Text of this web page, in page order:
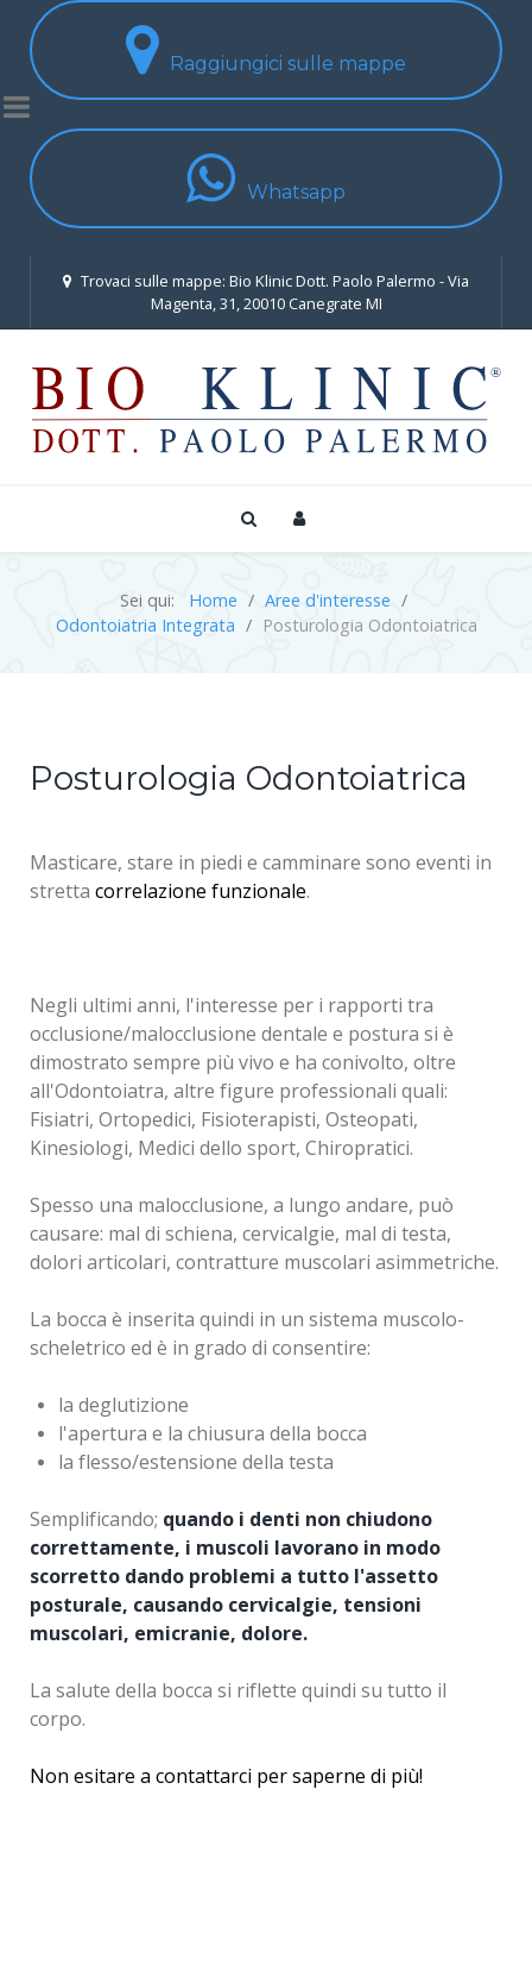
Raggiungici sulle mappe
Whatsapp
Trovaci sulle mappe: Bio Klinic Dott. Paolo Palermo - Via
Magenta, 31, 20010 Canegrate MI
Sei qui: Home
Aree d'interesse
Odontoiatria Integrata
Posturologia Odontoiatrica
Posturologia Odontoiatrica
Masticare, stare in piedi e camminare sono eventi in
stretta correlazione funzionale.
Negli ultimi anni, l'interesse per i rapporti tra
occlusione/malocclusione dentale e postura si è
dimostrato sempre più vivo e ha conivolto, oltre
all'Odontoiatra, altre figure professionali quali:
Fisiatri, Ortopedici, Fisioterapisti, Osteopati,
Kinesiologi, Medici dello sport, Chiropratici.
Spesso una malocclusione, a lungo andare, può
causare: mal di schiena, cervicalgie, mal di testa,
dolori articolari, contratture muscolari asimmetriche.
La bocca è inserita quindi in un sistema muscolo-
scheletrico ed è in grado di consentire:
la deglutizione
l'apertura e la chiusura della bocca
la flesso/estensione della testa
Semplificando; quando i denti non chiudono
correttamente, i muscoli lavorano in modo
scorretto dando problemi a tutto l'assetto
posturale, causando cervicalgie, tensioni
muscolari, emicranie, dolore.
La salute della bocca si riflette quindi su tutto il
corpo.
Non esitare a contattarci per saperne di più!